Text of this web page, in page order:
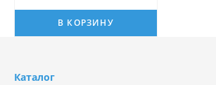
В КОРЗИНУ
Каталог